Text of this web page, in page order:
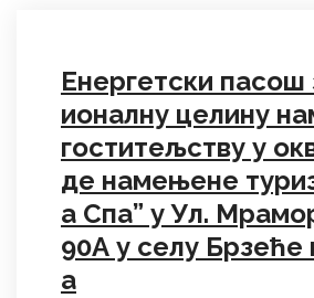
Енергетски пасош
ионалну целину
гоститељству у
де намењене
а Спа” у Ул.
90А у селу Брзеће
а